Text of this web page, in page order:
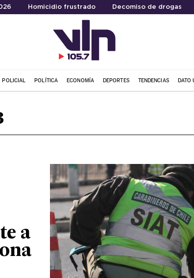
Homicidio frustrado Decomiso de drogas
POLICIAL POLÍTICA ECONOMÍA DEPORTES TENDENCIAS DATO
a